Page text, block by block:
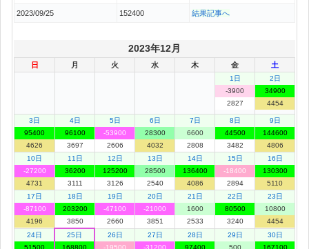
2023/09/25 152400 結果記事へ
2023年12月
日 月 火 水 木 金 土
1日
-3900
2827
2日
34900
4454
3日
95400
4626
4日
96100
3697
5日
-53900
2606
6日
28300
4032
7日
6600
2808
8日
44500
3482
9日
144600
4806
10日
-27200
4731
11日
36200
3111
12日
125200
3126
13日
28500
2540
14日
136400
4086
15日
-18400
2894
16日
130300
5110
17日
-87100
4196
18日
203200
3850
19日
-47100
2660
20日
-21000
3851
21日
1600
2533
22日
80500
3240
23日
10800
4454
24日
25日
26日
27日
28日
29日
30日